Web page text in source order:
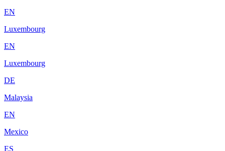
EN
Luxembourg
EN
Luxembourg
DE
Malaysia
EN
Mexico
ES